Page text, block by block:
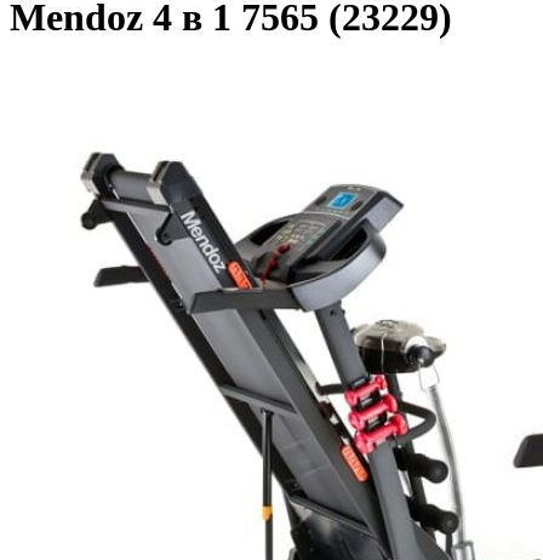
Mendoz 4 в 1 7565 (23229)